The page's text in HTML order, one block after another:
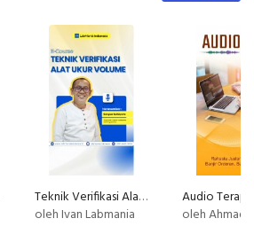
Teknik Verifikasi Alat Ukur Volume
oleh Ivan Labmania
oleh Ahmad